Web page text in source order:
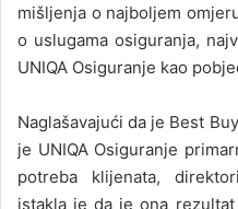
mišljenja o najboljem
o uslugama osiguranja,
UNIQA Osiguranje kao
Naglašavajući da je Best
je UNIQA Osiguranje
potreba klijenata,
istakla je da je ona